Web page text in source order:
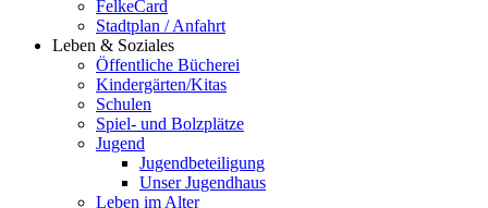
FelkeCard
Stadtplan / Anfahrt
Leben & Soziales
Öffentliche Bücherei
Kindergärten/Kitas
Schulen
Spiel- und Bolzplätze
Jugend
Jugendbeteiligung
Unser Jugendhaus
Leben im Alter